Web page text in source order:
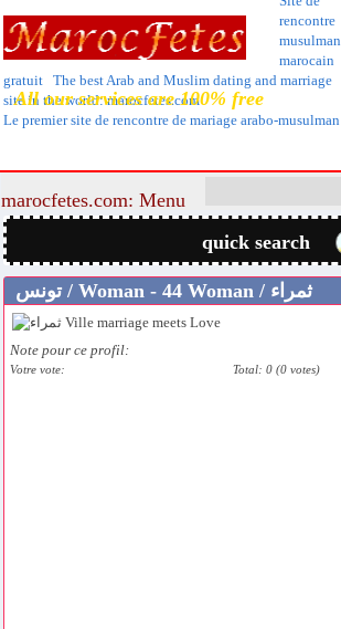
All our services are 100% free
rencontre
musulman
marocain
gratuit The best Arab and Muslim dating and marriage
site in the world: marocfetes.com
Le premier site de rencontre de mariage arabo-musulman
marocfetes.com: Menu
quick search
تونس / Woman - 44 Woman / ثمراء
Note pour ce profil:
Votre vote: Total: 0 (0 votes)